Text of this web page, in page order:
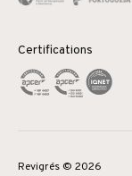
Certifications
Revigrés © 2026